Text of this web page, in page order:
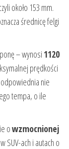
około 153 mm.
średnicę felgi
– wynosi 1120
prędkości
nie
tempa, o ile
owzmocnionej
SUV-ach i autach o